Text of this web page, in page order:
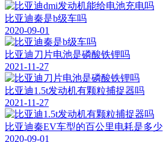
比亚迪秦是b级车吗
2020-09-01
比亚迪刀片电池是磷酸铁锂吗
2021-11-27
比亚迪1.5t发动机有颗粒捕捉器吗
2021-11-27
比亚迪秦EV车型的百公里电耗是多少
2020-09-01